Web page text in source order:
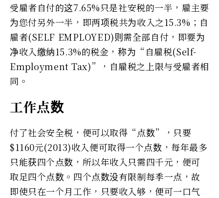
受雇者自付的这7.65%只是社安税的一半，雇主要
为您付另外一半，即两项税共为收入之15.3%；自
雇者(SELF EMPLOYED)则需全部自付，即要为
净收入缴纳15.3%的税金，称为“自雇税(Self-
Employment Tax)”，自雇税之上限与受雇者相
同。
工作点数
付了社会安全税，便可以取得“点数”，只要
$1160元(2013)收入便可取得一个点数，每年最多
只能获四个点数，所以年收入只需四千元，便可
取足四个点数。四个点数没有限制每季一点，故
即使只在一个月工作，只要收入够，便可一口气